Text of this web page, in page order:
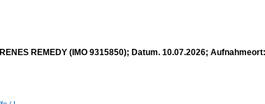
REMEDY (IMO 9315850); Datum. 10.07.2026;